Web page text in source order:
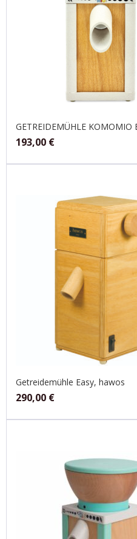
GETREIDEMÜHLE KOMOMIO
193,00 €
Getreidemühle Easy, hawos
290,00 €